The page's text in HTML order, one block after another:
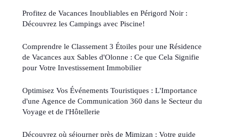
Profitez de Vacances Inoubliables en Périgord Noir :
Découvrez les Campings avec Piscine!
Comprendre le Classement 3 Étoiles pour une Résidence
de Vacances aux Sables d'Olonne : Ce que Cela Signifie
pour Votre Investissement Immobilier
Optimisez Vos Événements Touristiques : L'Importance
d'une Agence de Communication 360 dans le Secteur du
Voyage et de l'Hôtellerie
Découvrez où séjourner près de Mimizan : Votre guide